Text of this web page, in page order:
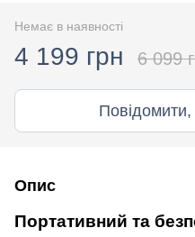
Немає в наявності
4 199 грн 6 099
Повідомити,
Опис
Портативний та